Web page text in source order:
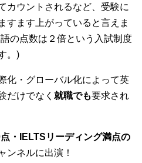
カウントされるなど、受験に
すます上がっていると言えま
の点数は２倍という入試制度
。)
化・グローバル化によって英
だけでなく 就職でも要求され
・IELTSリーディング満点の
ンネルに出演！